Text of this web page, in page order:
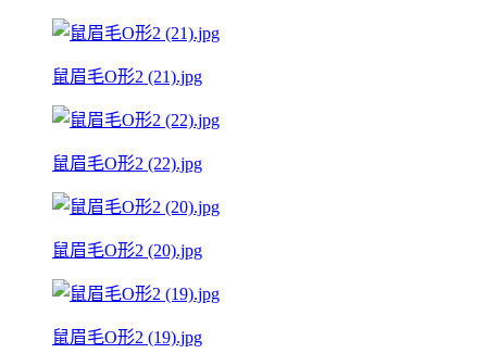
鼠眉毛O形2 (21).jpg
鼠眉毛O形2 (22).jpg
鼠眉毛O形2 (20).jpg
鼠眉毛O形2 (19).jpg